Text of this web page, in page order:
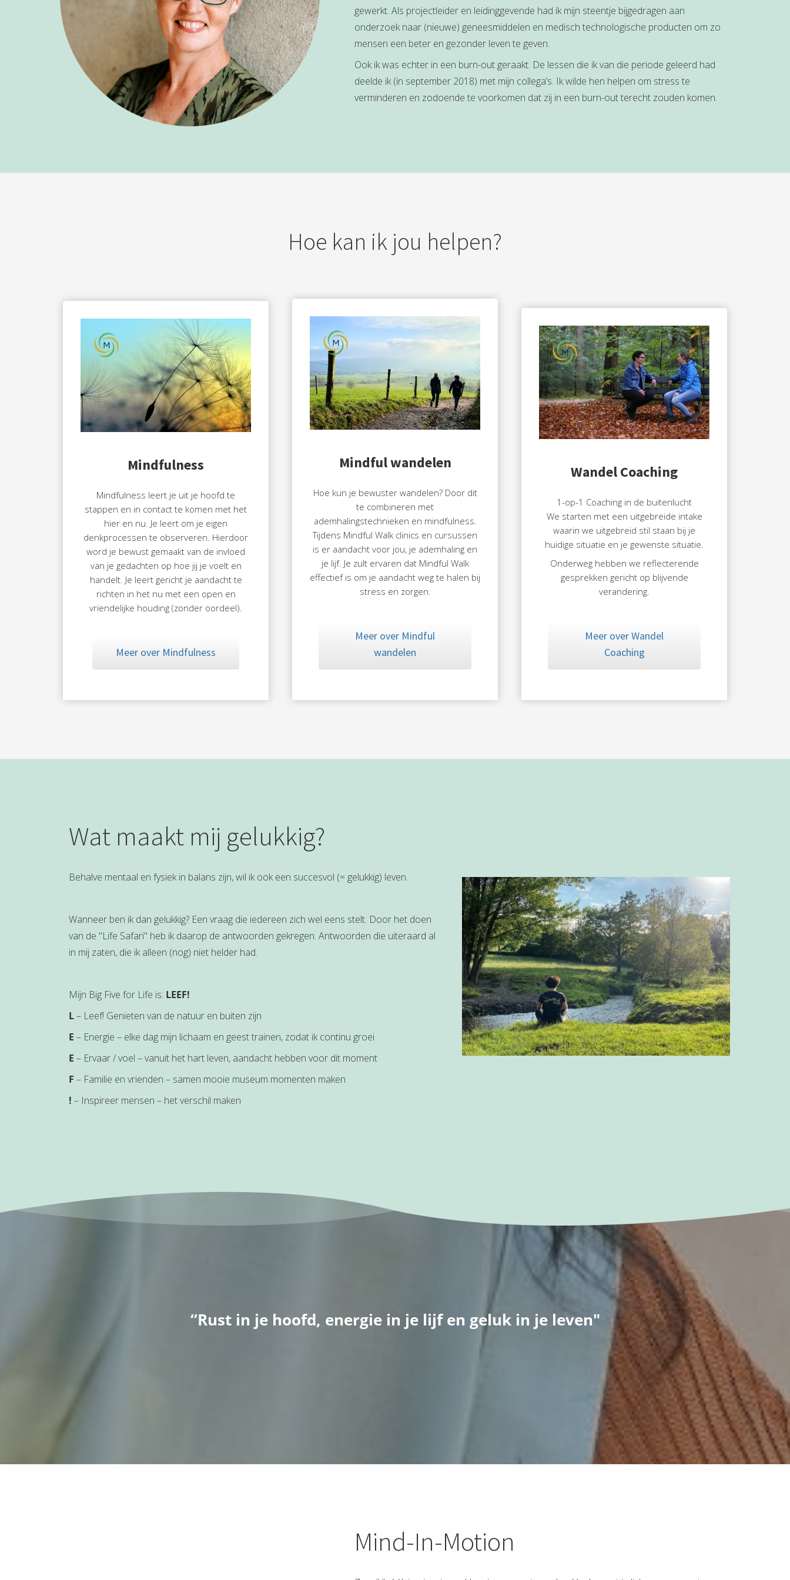
gewerkt. Als projectleider en leidinggevende had ik mijn steentje bijgedragen aan
onderzoek naar (nieuwe) geneesmiddelen en medisch technologische producten om zo
mensen een beter en gezonder leven te geven.
Ook ik was echter in een burn-out geraakt. De lessen die ik van die periode geleerd had
deelde ik (in september 2018) met mijn collega’s. Ik wilde hen helpen om stress te
verminderen en zodoende te voorkomen dat zij in een burn-out terecht zouden komen.
Hoe kan ik jou helpen?
Mindfulness
Mindfulness leert je uit je hoofd te
stappen en in contact te komen met het
hier en nu. Je leert om je eigen
denkprocessen te observeren. Hierdoor
word je bewust gemaakt van de invloed
van je gedachten op hoe jij je voelt en
handelt. Je leert gericht je aandacht te
richten in het nu met een open en
vriendelijke houding (zonder oordeel).
Meer over Mindfulness
Mindful wandelen
Hoe kun je bewuster wandelen? Door dit
te combineren met
ademhalingstechnieken en mindfulness.
Tijdens Mindful Walk clinics en cursussen
is er aandacht voor jou, je ademhaling en
je lijf. Je zult ervaren dat Mindful Walk
effectief is om je aandacht weg te halen bij
stress en zorgen.
Meer over Mindful
wandelen
Wandel Coaching
1-op-1 Coaching in de buitenlucht
We starten met een uitgebreide intake
waarin we uitgebreid stil staan bij je
huidige situatie en je gewenste situatie.
Onderweg hebben we reflecterende
gesprekken gericht op blijvende
verandering.
Meer over Wandel
Coaching
Wat maakt mij gelukkig?
Behalve mentaal en fysiek in balans zijn, wil ik ook een succesvol (= gelukkig) leven.
Wanneer ben ik dan gelukkig? Een vraag die iedereen zich wel eens stelt. Door het doen
van de "Life Safari" heb ik daarop de antwoorden gekregen. Antwoorden die uiteraard al
in mij zaten, die ik alleen (nog) niet helder had.
Mijn Big Five for Life is: LEEF!
L– Leef! Genieten van de natuur en buiten zijn
E – Energie – elke dag mijn lichaam en geest trainen, zodat ik continu groei
E – Ervaar / voel – vanuit het hart leven, aandacht hebben voor dit moment
F – Familie en vrienden – samen mooie museum momenten maken
! – Inspireer mensen – het verschil maken
“Rust in je hoofd, energie in je lijfen geluk in je leven"
Mind-In-Motion